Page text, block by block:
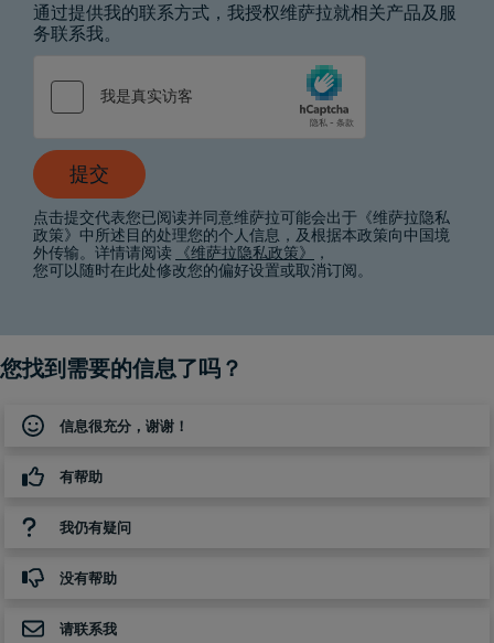
通过提供我的联系方式，我授权维萨拉就相关产品及服
务联系我。
提交
点击提交代表您已阅读并同意维萨拉可能会出于《维萨拉隐私
政策》中所述目的处理您的个人信息，及根据本政策向中国境
外传输。详情请阅读
《维萨拉隐私政策》
，
您可以随时在此处修改您的偏好设置或取消订阅。
您找到需要的信息了吗？
信息很充分，谢谢！
有帮助
我仍有疑问
没有帮助
请联系我